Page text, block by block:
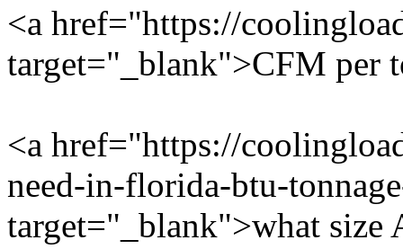
<a href="https://
target="_blank">CFM per
<a href="https://
need-in-florida-btu-
target="_blank">what size